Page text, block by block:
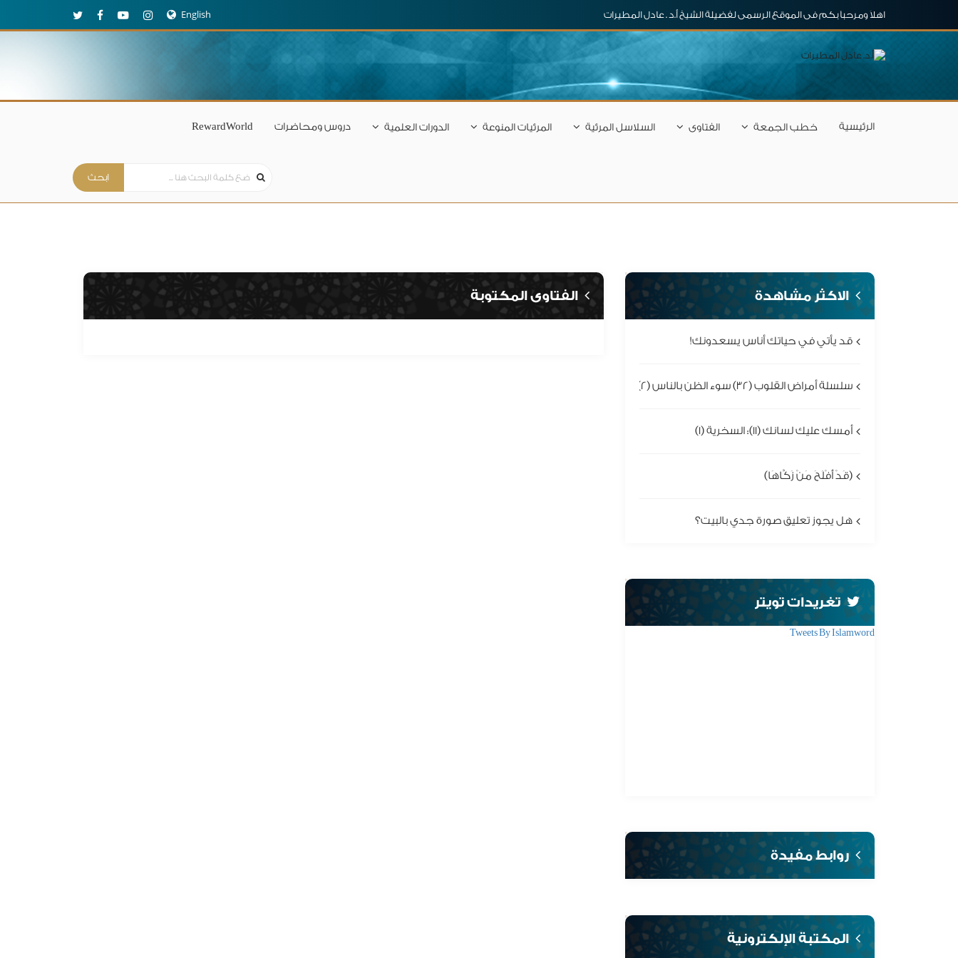
اهلاَ ومرحباَ بكم فى الموقع الرسمى لفضيلة الشيخ أ.د . عادل المطيرات English
الرئيسية خطب الجمعة الفتاوى السلاسل المرئية المرئيات المنوعة الدورات العلمية دروس ومحاضرات RewardWorld
الفتاوى المكتوبة الاكثر مشاهدة
قد يأتي في حياتك أناس يسعدونك!
سلسلة أمراض القلوب (32) سوء الظن بالناس (2)
أمسك عليك لسانك (11): السخرية (1)
(قَدْ أَفْلَحَ مَنْ زَكَّاهَا)
هل يجوز تعليق صورة جدي بالبيت؟
تغريدات تويتر
Tweets By Islamword
روابط مفيدة
المكتبة الإلكترونية